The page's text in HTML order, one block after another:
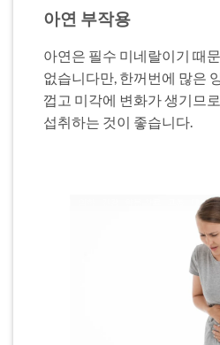
아연 부작용
아연은 필수 미네랄이기 때
없습니다만, 한꺼번에 많은
껍고 미각에 변화가 생기므
섭취하는 것이 좋습니다.